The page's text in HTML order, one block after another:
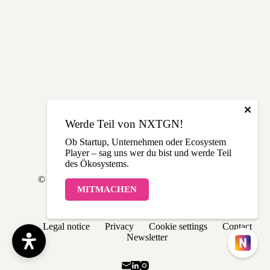
© 2026 NXTGN | Made with love in THE LÄND
Legal notice Privacy Cookie settings
Contact
Newsletter
Werde Teil von NXTGN!
Ob Startup, Unternehmen oder Ecosystem
Player – sag uns wer du bist und werde Teil
des Ökosystems.
MITMACHEN